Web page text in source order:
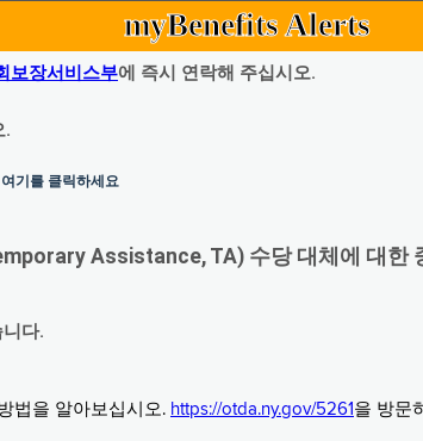
myBenefits Alerts
보장서비스부에 즉시 연락해 주십시오.
.
기를 클릭하세요
Assistance, TA) 수당 대체에 대한
다.
법을 알아보십시오. https://otda.ny.gov/5261 을 방문